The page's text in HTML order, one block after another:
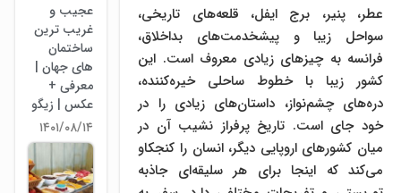
عطر، پنیر، برج ایفل، قلعه‌های تاریخی،
سواحل زیبا و پیشخدمت‌های بداخلاق،
فرانسه به چیزهای زیادی معروف است. این
کشور زیبا با خطوط ساحلی خیره‌کننده،
دره‌های چشم‌نواز، داستان‌های زیادی را در
خود جای است. تاریخ پرفراز نشیب آن در
میان کشورهای اروپایی دیگر، انسان را کنجکاو
می‌کند که اینجا برای هر سلیقه‌ای جاذبه
عجیب و
غریب ترین
ساختمان
های جهان |
معرفی +
عکس | زیگو
۱۴۰۱/۰۸/۱۴